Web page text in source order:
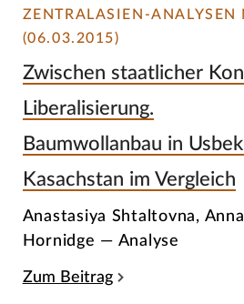
ZENTRALASIEN-ANALYSEN
(06.03.2015)
Zwischen staatlicher
Liberalisierung.
Baumwollanbau in
Kasachstan im Vergleich
Anastasiya Shtaltovna,
Hornidge — Analyse
Zum Beitrag